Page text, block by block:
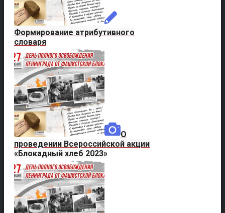
Формирование атрибутивного
словаря
О
проведении Всероссийской акции
«Блокадный хлеб 2023»